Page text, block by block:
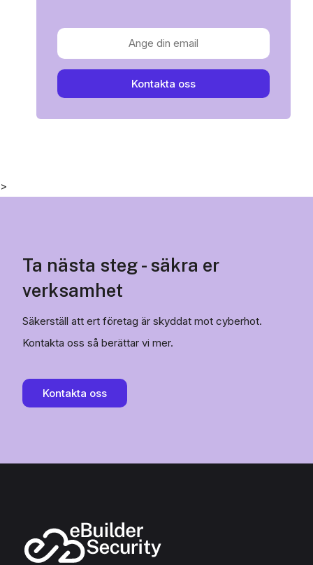
Kontakta oss
>
Ta nästa steg - säkra er
verksamhet
Säkerställ att ert företag är skyddat mot cyberhot.
Kontakta oss så berättar vi mer.
Kontakta oss